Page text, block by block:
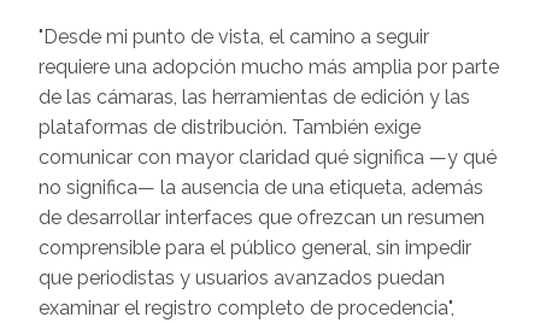
"Desde mi punto de vista, el camino a seguir
requiere una adopción mucho más amplia por parte
de las cámaras, las herramientas de edición y las
plataformas de distribución. También exige
comunicar con mayor claridad qué significa —y qué
no significa— la ausencia de una etiqueta, además
de desarrollar interfaces que ofrezcan un resumen
comprensible para el público general, sin impedir
que periodistas y usuarios avanzados puedan
examinar el registro completo de procedencia",